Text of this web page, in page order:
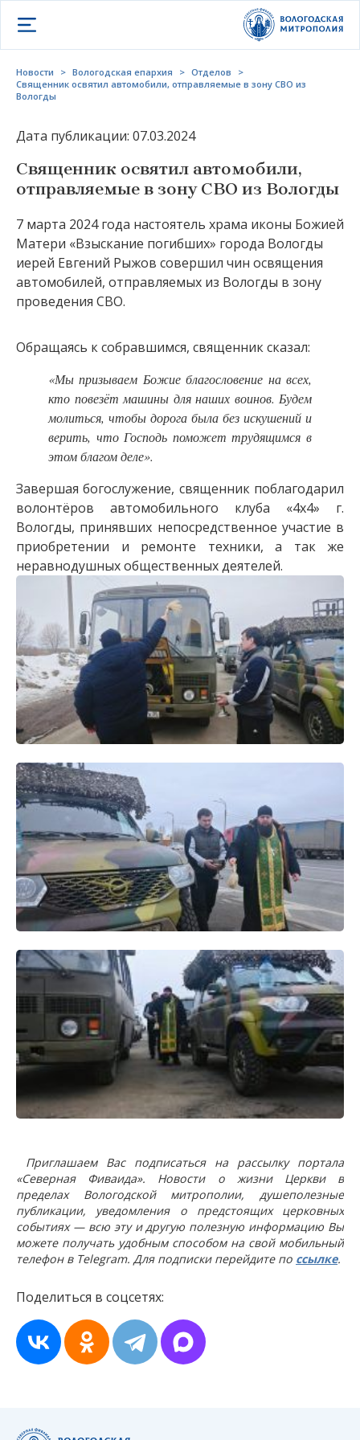
Открыть меню
Новости > Вологодская епархия > Отделов
>
Священник освятил автомобили, отправляемые в зону СВО из
Вологды
Дата публикации: 07.03.2024
Священник освятил автомобили,
отправляемые в зону СВО из Вологды
7 марта 2024 года настоятель храма иконы Божией
Матери «Взыскание погибших» города Вологды
иерей Евгений Рыжов совершил чин освящения
автомобилей, отправляемых из Вологды в зону
проведения СВО.
Обращаясь к собравшимся, священник сказал:
«Мы призываем Божие благословение на всех,
кто повезёт машины для наших воинов. Будем
молиться, чтобы дорога была без искушений и
верить, что Господь поможет трудящимся в
этом благом деле».
Завершая богослужение, священник поблагодарил
волонтёров автомобильного клуба «4х4» г.
Вологды, принявших непосредственное участие в
приобретении и ремонте техники, а так же
неравнодушных общественных деятелей.
Приглашаем Вас подписаться на рассылку портала
«Северная Фиваида». Новости о жизни Церкви в
пределах Вологодской митрополии, душеполезные
публикации, уведомления о предстоящих церковных
событиях — всю эту и другую полезную информацию Вы
можете получать удобным способом на свой мобильный
телефон в Telegram. Для подписки перейдите по ссылке.
Поделиться в соцсетях: